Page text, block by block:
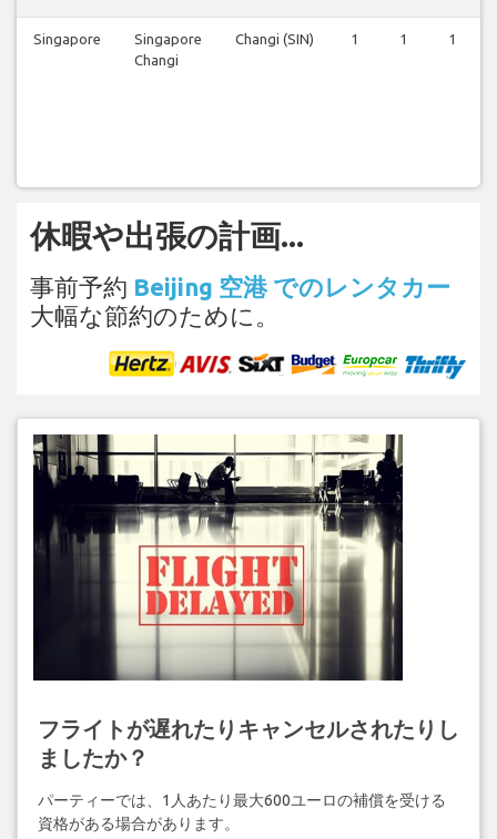
Singapore
Singapore
Changi
Changi (SIN) 1 1 1
休暇や出張の計画...
事前予約 Beijing 空港 でのレンタカー
大幅な節約のために。
フライトが遅れたりキャンセルされたりし
ましたか？
パーティーでは、1人あたり最大600ユーロの補償を受ける
資格がある場合があります。